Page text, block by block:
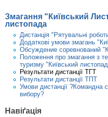
в
е
м
е
н
Змагання "Київський
листопада
Дистанція "Рятувальні
Додаткові умови змагань
Обсуждение соревнований
Положення про змагання з
туризму "Київський
Результати дистанції ТГТ
Результати дистанції ТПТ
Умови дистанції ?Командна
вибору?
Навіґація